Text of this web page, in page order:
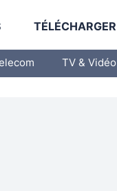
TÉLÉCHARGER
TV & Vidéo